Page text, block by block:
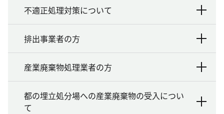
不適正処理対策について
排出事業者の方
産業廃棄物処理業者の方
都の埋立処分場への産業廃棄物の受入につい
て